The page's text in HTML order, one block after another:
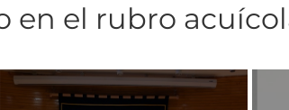
en el rubro